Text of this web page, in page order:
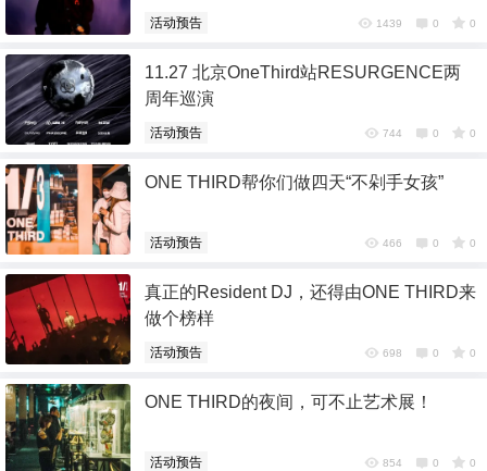
活动预告 1439 0 0
11.27 北京OneThird站RESURGENCE两
周年巡演
活动预告 744 0 0
ONE THIRD帮你们做四天“不剁手女孩”
活动预告 466 0 0
真正的Resident DJ，还得由ONE THIRD来
做个榜样
活动预告 698 0 0
ONE THIRD的夜间，可不止艺术展！
活动预告 854 0 0